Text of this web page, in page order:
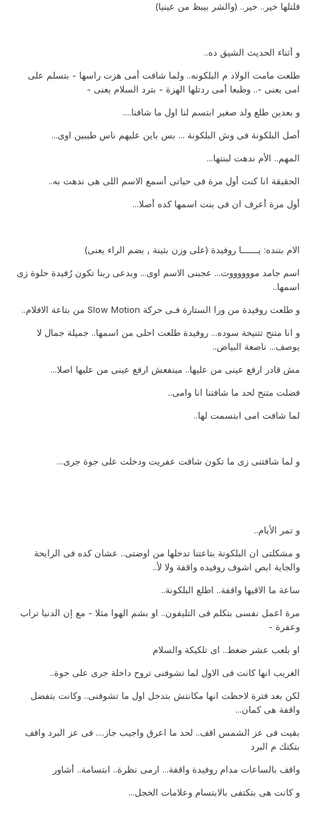
قلتلها خير.. خير.. (والشر بيبظ من عينيا)
و أثناء الحديث الشيق ده..
طلعت مامت الولاد م البلكونه.. ولما شافت أمى هزت راسها - بتسلم على
امى يعنى -.. وطبعا أمى ردتلها الهزة - بترد السلام يعنى -
و بعدين طلع ولد صغير ابتسم لنا اول ما شافنا....
أصل البلكونة فى وش البلكونة ... بس باين عليهم ناس طيبين اوى...
المهم.. الأم ندهت لبنتها...
الحقيقة انا كنت أول مرة فى حياتى أسمع الاسم اللى هى ندهت به..
أول مرة أعرف ان فى بنت اسمها كده أصلا...
الام بتنده: يــــــا روفيدة (على وزن بثينة , بضم الراء يعنى)
اسم جامد مووووووت... عجبنى الاسم اوى... وبدعى ربنا تكون رُفيدة حلوة زى
اسمها..
و طلعت روفيدة من ورا الستارة فـى حركة Slow Motion من بتاعة الافلام..
و انا متنح تتنيحة سوده... روفيدة طلعت احلى من اسمها.. جميلة جمال لا
يوصف... ناصعة البياض..
مش قادر ارفع عينى من عليها.. مينفعش ارفع عينى من عليها اصلا...
فضلت متنح لحد ما شافتنا انا وامى..
لما شافت امى ابتسمت لها..
و لما شافتنى زى ما تكون شافت عفريت ودخلت على جوة جرى...
و تمر الأيام..
و مشكلتى ان البلكونة بتاعتنا تدخلها من اوضتى.. عشان كده فى الرايحة
والجاية ابص اشوف روفيده واقفة ولا لأ..
ساعة ما الاقيها واقفة.. اطلع البلكونة..
مرة اعمل نفسى بتكلم فى التليفون.. او بشم الهوا مثلا - مع إن الدنيا تراب
وعفرة -
او بلعب عشر ضغط.. اى تلكيكة والسلام
الغريب انها كانت فى الاول لما تشوفنى تروح داخلة جرى على جوة..
لكن بعد فترة لاحظت انها مكانتش بتدخل اول ما تشوفنى.. وكانت بتفضل
واقفة هى كمان...
بقيت فى عز الشمس اقف.. لحد ما اعرق واجيب جاز.... فى عز البرد واقف
بتكتك م البرد
واقف بالساعات مدام روفيدة واقفة... ارمى نظرة.. ابتسامة.. أشاور
و كانت هى بتكتفى بالابتسام وعلامات الخجل...